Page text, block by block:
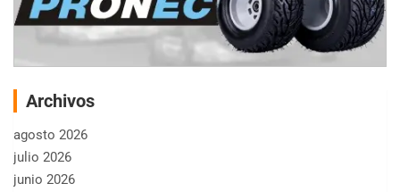
Archivos
agosto 2026
julio 2026
junio 2026